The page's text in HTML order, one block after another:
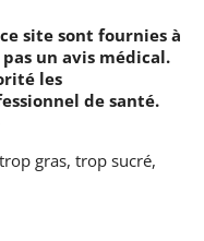
site sont fournies à
un avis médical.
les
de santé.
gras, trop sucré,